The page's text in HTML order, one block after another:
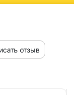
отзыв